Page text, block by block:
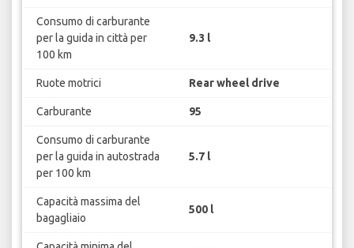
Consumo di carburante
per la guida in città per
100 km
9.3 l
Ruote motrici Rear wheel drive
Carburante 95
Consumo di carburante
per la guida in autostrada
per 100 km
5.7 l
Capacità massima del
bagagliaio
500 l